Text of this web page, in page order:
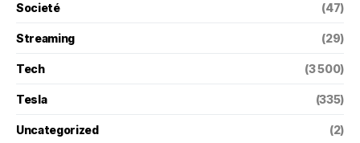
Societé (47)
Streaming (29)
Tech (3 500)
Tesla (335)
Uncategorized (2)